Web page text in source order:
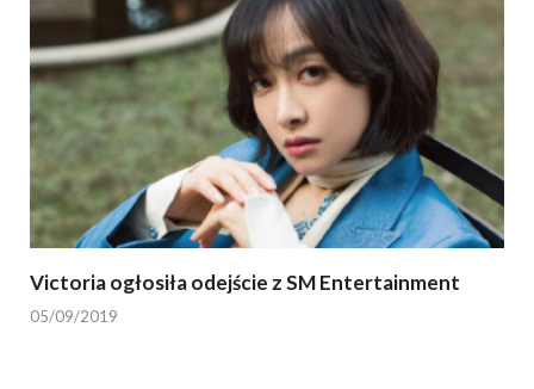
Victoria ogłosiła odejście z SM Entertainment
05/09/2019